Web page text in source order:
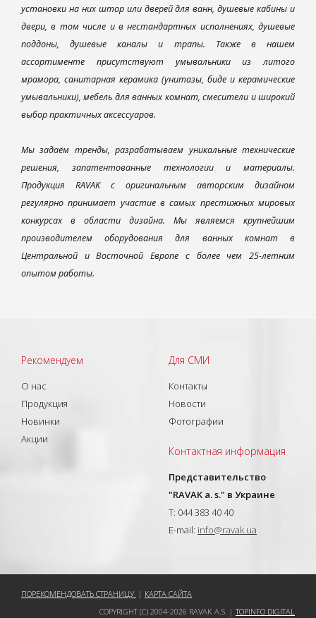
установки на них штор или дверей для ванн, душевые кабины и
двери, в том числе и в нестандартных исполнениях, душевые
поддоны, душевые каналы и трапы. Также в нашем
ассортименте присутствуют умывальники из литого
мрамора, санитарная керамика (унитазы, биде и керамические
умывальники), мебель для ванных комнат, смесители и широкий
выбор практичных аксессуаров.
Мы задаём тренды, разрабатываем уникальные технические
решения, запатентованные технологии и материалы.
Продукция RAVAK с оригинальным авторским дизайном
регулярно принимает участие в самых престижных мировых
конкурсах в области дизайна. Мы являемся крупнейшим
производителем оборудования для ванных комнат в
Центральной и Восточной Европе с более чем 25-летним
опытом работы.
Рекомендуем
О нас
Продукция
Новинки
Акции
Для СМИ
Контакты
Новости
Фотографии
Контактная информация
Представительство
"RAVAK a. s." в Украине
T: 044 383 40 40
E-mail: info@ravak.ua
ПОРЕКОМЕНДОВАТЬ СТРАНИЦУ | КАРТА САЙТА
COPYRIGHT (C) 2004-2026 RAVAK A.S. |TOPINFO DIGITAL